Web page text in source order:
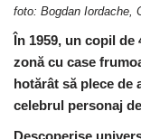
foto: Bogdan Iordache,
În 1959, un copil
zonă cu case
hotărât să plece de
celebrul personaj
Descoperise